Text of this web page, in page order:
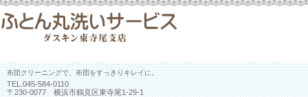
布団クリーニングで、布団をすっきりキレイに。
TEL. 045-584-0110
〒230-0077 横浜市鶴見区東寺尾1-29-1